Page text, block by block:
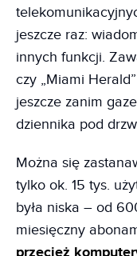
jeszcze raz:
innych funkcji.
czy „Miami
jeszcze zanim
dziennika pod
Można się
tylko ok. 15 tys.
była niska – od
miesięczny